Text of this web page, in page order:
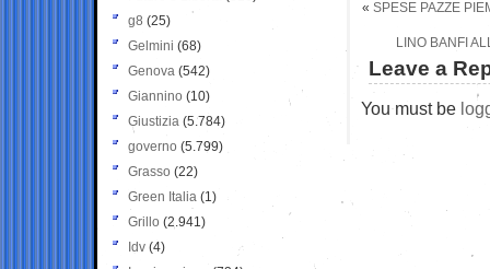
« SPESE PAZZE
LINO BANFI
Leave a
You must be
g8 (25)
Gelmini (68)
Genova (542)
Giannino (10)
Giustizia (5.784)
governo (5.799)
Grasso (22)
Green Italia (1)
Grillo (2.941)
Idv (4)